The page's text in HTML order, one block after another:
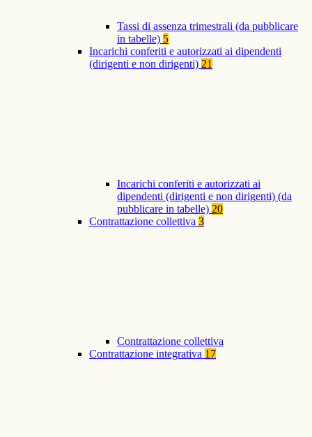
Tassi di assenza trimestrali (da pubblicare
in tabelle) 5
Incarichi conferiti e autorizzati ai dipendenti
(dirigenti e non dirigenti) 21
Incarichi conferiti e autorizzati ai
dipendenti (dirigenti e non dirigenti) (da
pubblicare in tabelle) 20
Contrattazione collettiva 3
Contrattazione collettiva
Contrattazione integrativa 17